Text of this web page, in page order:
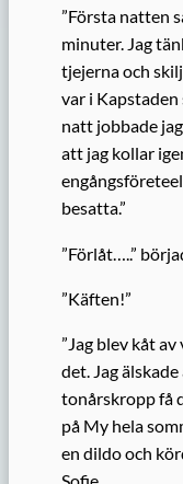
”Första natten
minuter. Jag
tjejerna och
var i Kapstaden
natt jobbade
att jag kollar
besatta.”
”Förlåt…..”
”Käften!”
”Jag blev kåt
det. Jag
tonårskropp få
på My hela
en dildo och